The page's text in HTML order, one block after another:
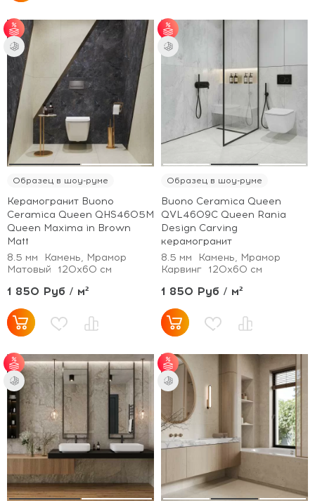
от 35 м² - скидка 5%;
от 70 м² - скидка
Образец в шоу-руме
Керамогранит Buono
Ceramica Queen QHS4605M
Queen Maxima in Brown
Matt
8.5 мм
Камень, Мрамор
Матовый
120x60 см
1 850 Руб / м²
от 70 м² - скидка
10%.
Образец в шоу-руме
Buono Ceramica Queen
QVL4609C Queen Rania
Design Carving
керамогранит
8.5 мм
Камень, Мрамор
Карвинг 120x60 см
1 850 Руб / м²
от 35 м² - скидка 5%;
от 70 м² - скидка
10%.
от 35 м² - скидка 5%;
от 70 м² - скидка
10%.